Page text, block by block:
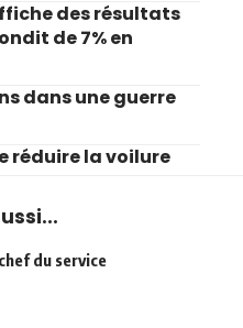
des résultats
de 7% en
dans une guerre
réduire la voilure
du service